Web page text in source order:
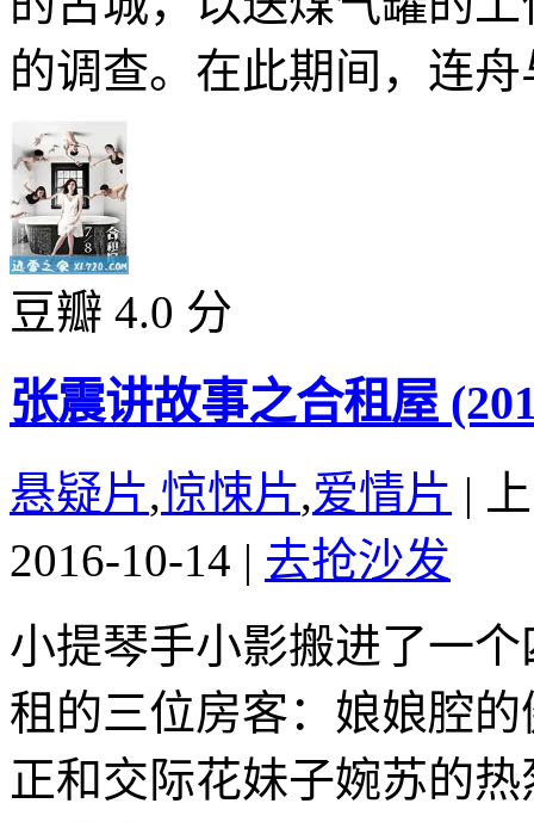
的调查。在此期间，连
豆瓣 4.0 分
张震讲故事之合租屋
悬疑片,惊悚片,爱情片 |
2016-10-14 | 去抢沙发
小提琴手小影搬进了一
租的三位房客：娘娘腔
正和交际花妹子婉苏的